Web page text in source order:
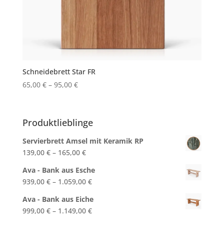
Schneidebrett Star FR
65,00 €– 95,00 €
Produktlieblinge
Servierbrett Amsel mit Keramik RP
139,00 €– 165,00 €
Ava - Bank aus Esche
939,00 €– 1.059,00 €
Ava - Bank aus Eiche
999,00 €– 1.149,00 €